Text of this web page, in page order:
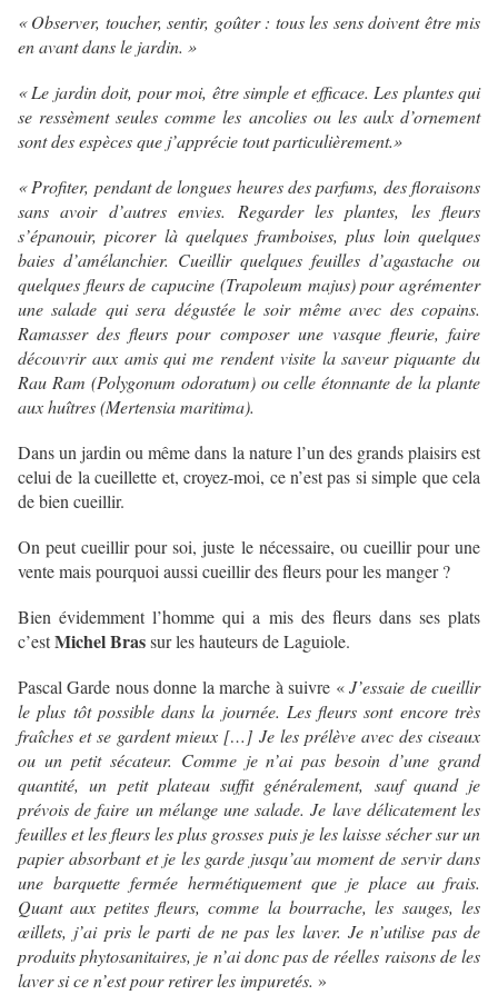
« Observer, toucher, sentir, goûter : tous les sens doivent être mis
en avant dans le jardin. »
« Le jardin doit, pour moi, être simple et efficace. Les plantes qui
se ressèment seules comme les ancolies ou les aulx d’ornement
sont des espèces que j’apprécie tout particulièrement.»
« Profiter, pendant de longues heures des parfums, des floraisons
sans avoir d’autres envies. Regarder les plantes, les fleurs
s’épanouir, picorer là quelques framboises, plus loin quelques
baies d’amélanchier. Cueillir quelques feuilles d’agastache ou
quelques fleurs de capucine (Trapoleum majus) pour agrémenter
une salade qui sera dégustée le soir même avec des copains.
Ramasser des fleurs pour composer une vasque fleurie, faire
découvrir aux amis qui me rendent visite la saveur piquante du
Rau Ram (Polygonum odoratum) ou celle étonnante de la plante
aux huîtres (Mertensia maritima).
Dans un jardin ou même dans la nature l’un des grands plaisirs est
celui de la cueillette et, croyez-moi, ce n’est pas si simple que cela
de bien cueillir.
On peut cueillir pour soi, juste le nécessaire, ou cueillir pour une
vente mais pourquoi aussi cueillir des fleurs pour les manger ?
Bien évidemment l’homme qui a mis des fleurs dans ses plats
c’estMichel Brassur les hauteurs de Laguiole.
Pascal Garde nous donne la marche à suivre «J’essaie de cueillir
le plus tôt possible dans la journée. Les fleurs sont encore très
fraîches et se gardent mieux […] Je les prélève avec des ciseaux
ou un petit sécateur. Comme je n’ai pas besoin d’une grand
quantité, un petit plateau suffit généralement, sauf quand je
prévois de faire un mélange une salade. Je lave délicatement les
feuilles et les fleurs les plus grosses puis je les laisse sécher sur un
papier absorbant et je les garde jusqu’au moment de servir dans
une barquette fermée hermétiquement que je place au frais.
Quant aux petites fleurs, comme la bourrache, les sauges, les
œillets, j’ai pris le parti de ne pas les laver. Je n’utilise pas de
produits phytosanitaires, je n’ai donc pas de réelles raisons de les
laver si ce n’est pour retirer les impuretés. »